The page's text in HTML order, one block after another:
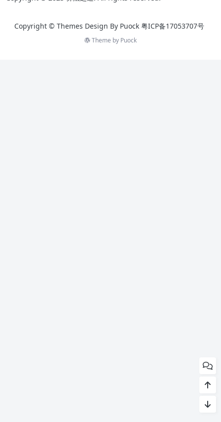
Copyright © Themes Design By Puock 粤ICP备17053707号
Theme by Puock